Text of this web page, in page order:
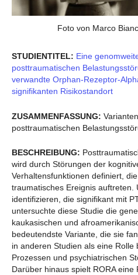
Foto von Marco
STUDIENTITEL: Eine
posttraumatischen
verwandte Orphan-Rezeptor-
signifikanten Risikostandort
ZUSAMMENFASSUNG:
posttraumatischen
BESCHREIBUNG:
wird durch Störungen der
Verhaltensfunktionen definiert,
traumatisches Ereignis auftreten.
identifizieren, die signifikant mit
untersuchte diese Studie die
kaukasischen und
bedeutendste Variante, die sie
in anderen Studien als eine Rolle
Prozessen und psychiatrischen
Darüber hinaus spielt RORA